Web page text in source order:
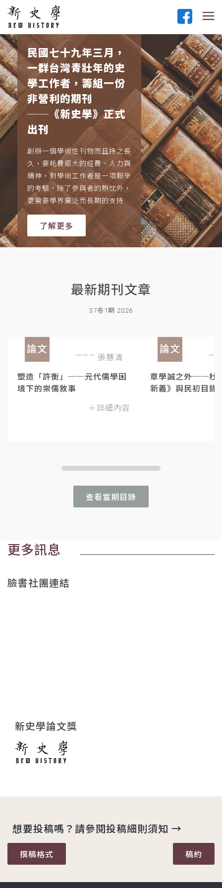
民國七十九年三月，
一群台灣青壯年的史
學工作者，籌組一份
非營利的期刊
──《新史學》正式
出刊
創辦一個學術性刊物而且持之長
久，要耗費鉅大的經費、人力與
精神，對學術工作者是一項艱辛
的考驗，除了參與者的熱忱外，
更需要學界廣泛而長期的支持
了解更多
最新期刊文章
37卷1期 2026
論文
張慧清
塑造「許衡」──元代儒學困
境下的崇儒敘事
＋詳細內容
論文
章學誠之外──杜
新義》與民初目錄
查看當期目錄
更多訊息
臉書社團連結
新史學論文獎
想要投稿嗎？請參閱投稿細則須知 →
撰稿格式 稿約